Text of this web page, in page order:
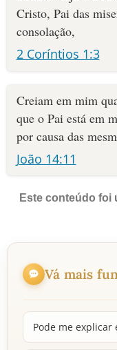
Cristo, Pai das
consolação,
2 Coríntios 1:3
Creiam em mim
que o Pai está em
por causa das
João 14:11
Este conteúdo foi
Vá mais
Pode me explicar